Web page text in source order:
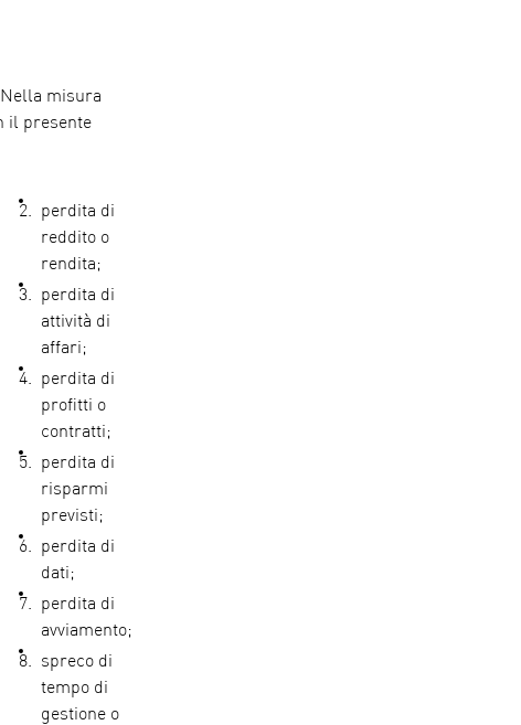
misura
il presente
perdita di
reddito o
rendita;
perdita di
attività di
affari;
perdita di
profitti o
contratti;
perdita di
risparmi
previsti;
perdita di
dati;
perdita di
avviamento;
spreco di
tempo di
gestione o